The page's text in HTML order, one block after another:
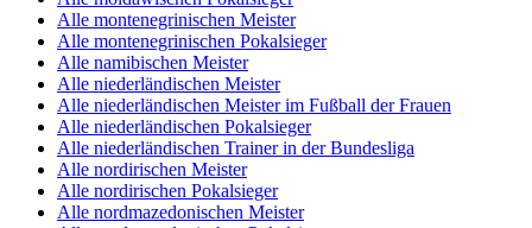
Alle montenegrinischen Meister
Alle montenegrinischen Pokalsieger
Alle namibischen Meister
Alle niederländischen Meister
Alle niederländischen Meister im Fußball der Frauen
Alle niederländischen Pokalsieger
Alle niederländischen Trainer in der Bundesliga
Alle nordirischen Meister
Alle nordirischen Pokalsieger
Alle nordmazedonischen Meister